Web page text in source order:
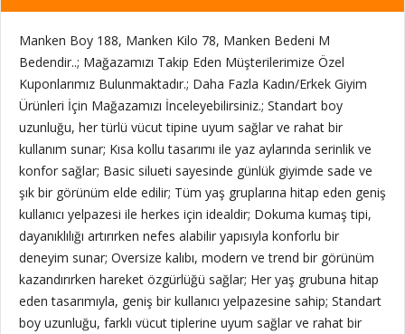
Manken Boy 188, Manken Kilo 78, Manken Bedeni M
Bedendir..; Mağazamızı Takip Eden Müşterilerimize Özel
Kuponlarımız Bulunmaktadır.; Daha Fazla Kadın/Erkek Giyim
Ürünleri İçin Mağazamızı İnceleyebilirsiniz.; Standart boy
uzunluğu, her türlü vücut tipine uyum sağlar ve rahat bir
kullanım sunar; Kısa kollu tasarımı ile yaz aylarında serinlik ve
konfor sağlar; Basic silueti sayesinde günlük giyimde sade ve
şık bir görünüm elde edilir; Tüm yaş gruplarına hitap eden geniş
kullanıcı yelpazesi ile herkes için idealdir; Dokuma kumaş tipi,
dayanıklılığı artırırken nefes alabilir yapısıyla konforlu bir
deneyim sunar; Oversize kalıbı, modern ve trend bir görünüm
kazandırırken hareket özgürlüğü sağlar; Her yaş grubuna hitap
eden tasarımıyla, geniş bir kullanıcı yelpazesine sahip; Standart
boy uzunluğu, farklı vücut tiplerine uyum sağlar ve rahat bir